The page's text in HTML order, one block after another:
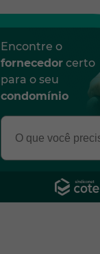
Encontre o
fornecedor certo
para o seu
condomínio